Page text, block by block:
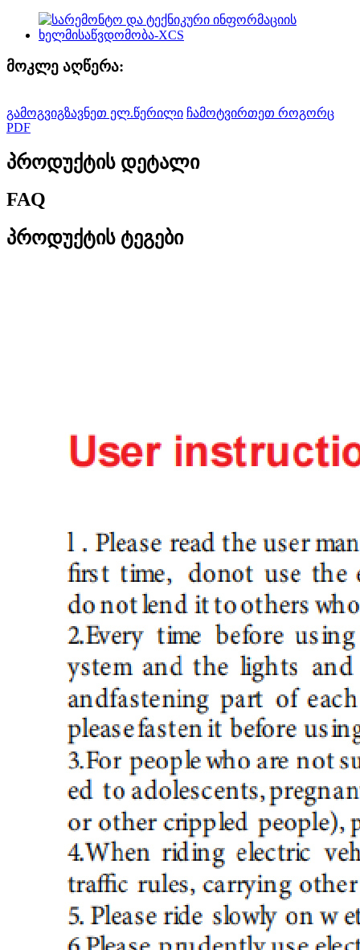
მოკლე აღწერა:
გამოგვიგზავნეთ ელ.წერილი ჩამოტვირთეთ როგორც
PDF
პროდუქტის დეტალი
FAQ
პროდუქტის ტეგები